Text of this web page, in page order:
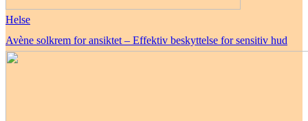
Helse
Avène solkrem for ansiktet – Effektiv beskyttelse for sensitiv hud